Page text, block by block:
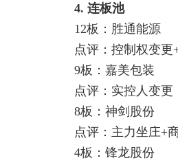
4. 连板池
12板：胜通能源
点评：控制权变更+
9板：嘉美包装
点评：实控人变更
8板：神剑股份
点评：主力坐庄+商
4板：锋龙股份